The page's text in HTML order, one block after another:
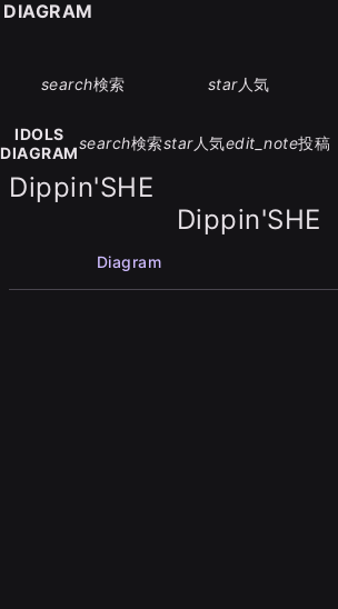
search検索 star人気
IDOLS
DIAGRAM
search検索star人気edit_note投稿
Dippin'SHE
Dippin'SHE
Diagram